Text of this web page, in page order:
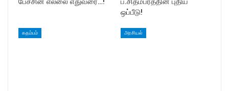
ஒப்பீடு!
கதம்பம் அரசியல்